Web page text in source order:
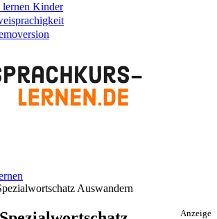
lernen Kinder
Auswandern
Anzeige